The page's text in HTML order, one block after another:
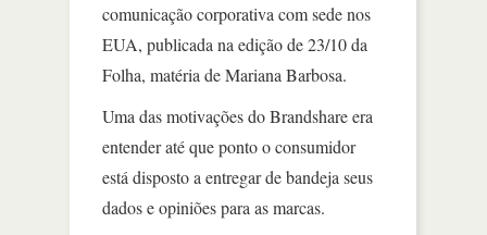
comunicação corporativa com sede nos
EUA, publicada na edição de 23/10 da
Folha, matéria de Mariana Barbosa.
Uma das motivações do Brandshare era
entender até que ponto o consumidor
está disposto a entregar de bandeja seus
dados e opiniões para as marcas.